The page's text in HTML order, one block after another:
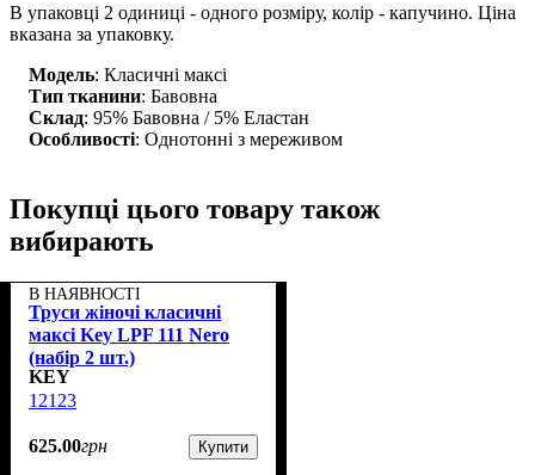
В упаковці 2 одиниці - одного розміру, колір - капучино. Ціна
вказана за упаковку.
Модель: Класичні максі
Тип тканини: Бавовна
Склад: 95% Бавовна / 5% Еластан
Особливості: Однотонні з мереживом
Покупці цього товару також
вибирають
В НАЯВНОСТІ
Труси жіночі класичні
максі Key LPF 111 Nero
(набір 2 шт.)
KEY
12123
625.00грн Купити